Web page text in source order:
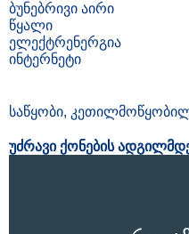
ბუნებრივი აირი
წყალი
ელექტრენერგია
ინტერნეტი
საწყობი,
უძრავი ქონების